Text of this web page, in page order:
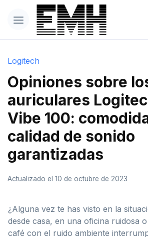
Logitech
Opiniones sobre
auriculares
Vibe 100:
calidad de sonido
garantizadas
Actualizado el 10 de octubre de 2023
¿Alguna vez te has visto en la
desde casa, en una oficina ruidosa
café con el ruido ambiente